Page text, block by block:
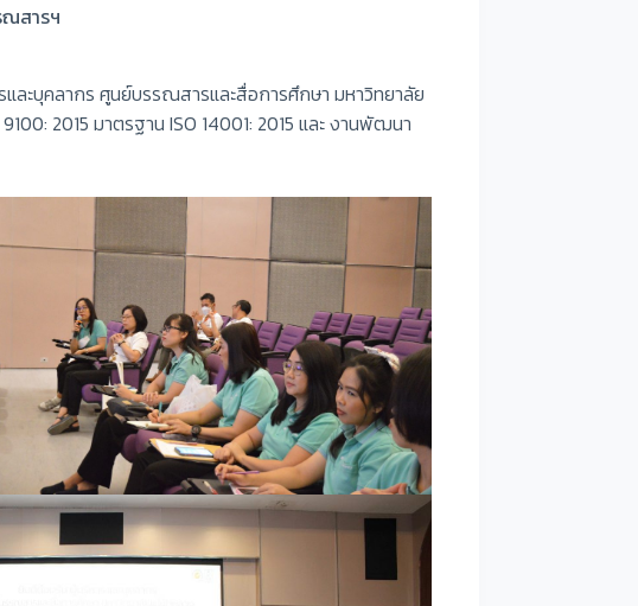
สารฯ
ะบุคลากร ศูนย์บรรณสารและสื่อการศึกษา มหาวิทยาลัย
2015 มาตรฐาน ISO 14001: 2015 และ งานพัฒนา